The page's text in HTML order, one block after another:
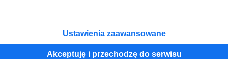
Ustawienia zaawansowane
Akceptuję i przechodzę do serwisu
193. Od kuchni #21: AKT #30